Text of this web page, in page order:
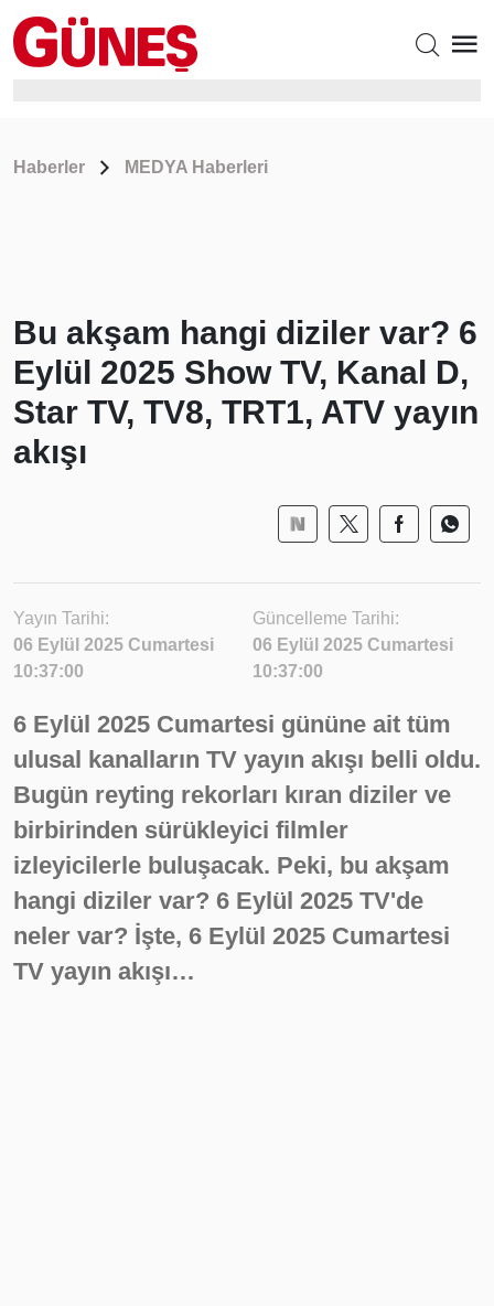
Haberler MEDYA Haberleri
Bu akşam hangi diziler var? 6
Eylül 2025 Show TV, Kanal D,
Star TV, TV8, TRT1, ATV yayın
akışı
Yayın Tarihi:
06 Eylül 2025 Cumartesi
10:37:00
Güncelleme Tarihi:
06 Eylül 2025 Cumartesi
10:37:00
6 Eylül 2025 Cumartesi gününe ait tüm
ulusal kanalların TV yayın akışı belli oldu.
Bugün reyting rekorları kıran diziler ve
birbirinden sürükleyici filmler
izleyicilerle buluşacak. Peki, bu akşam
hangi diziler var? 6 Eylül 2025 TV'de
neler var? İşte, 6 Eylül 2025 Cumartesi
TV yayın akışı…